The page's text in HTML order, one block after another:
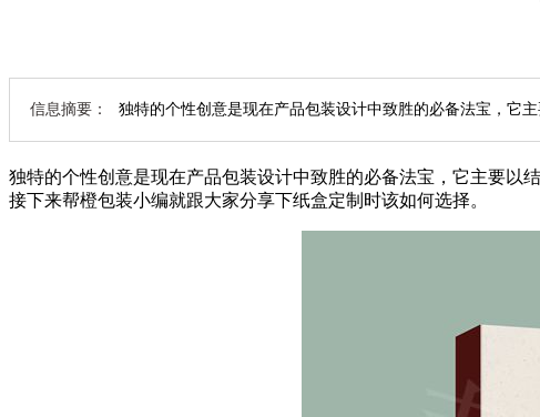
信息摘要： 独特的个性创意是现在产品包装设计中致胜的必备法宝，它
独特的个性创意是现在产品包装设计中致胜的必备法宝，它主要以
接下来帮橙包装小编就跟大家分享下纸盒定制时该如何选择。